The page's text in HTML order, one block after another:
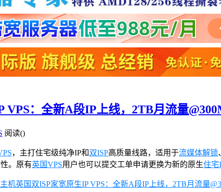
：全新A段IP上线，2TB月流量
阅读()
，主打住宅级纯净IP和双ISP高质量线路，适用于流媒体解锁
。原有英国VPS用户也可以提交工单申请更换为新的原生住宅